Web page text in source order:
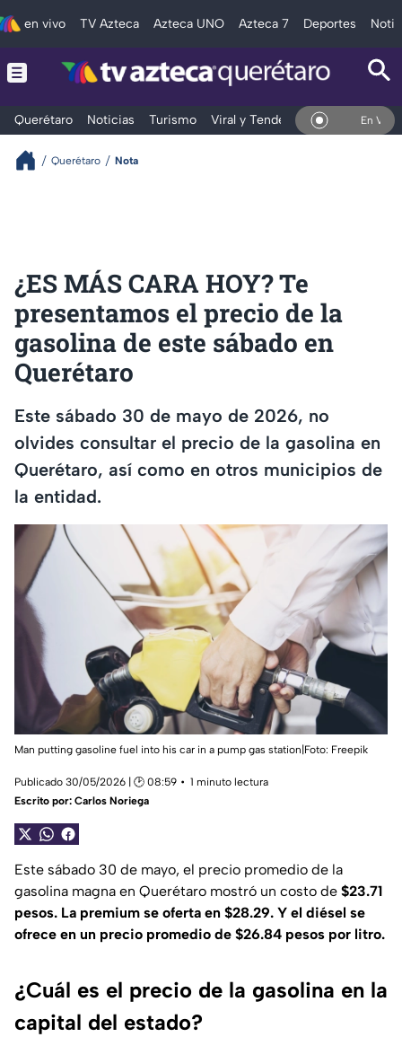
en vivo TV Azteca Azteca UNO Azteca 7 Deportes
Querétaro Noticias Turismo Viral y Tendencia ClimaEn Vivo
Querétaro Nota
¿ES MÁS CARA HOY? Te
presentamos el precio de la
gasolina de este sábado en
Querétaro
Este sábado 30 de mayo de 2026, no
olvides consultar el precio de la gasolina en
Querétaro, así como en otros municipios de
la entidad.
Man putting gasoline fuel into his car in a pump gas station|Foto: Freepik
Publicado 30/05/2026 | 🕑 08:59
1 minuto lectura
Escrito por: Carlos Noriega
Este sábado 30 de mayo, el precio promedio de la
gasolina magna en Querétaro mostró un costo de $23.71
pesos. La premium se oferta en $28.29. Y el diésel se
ofrece en un precio promedio de $26.84 pesos por litro.
¿Cuál es el precio de la gasolina en la
capital del estado?